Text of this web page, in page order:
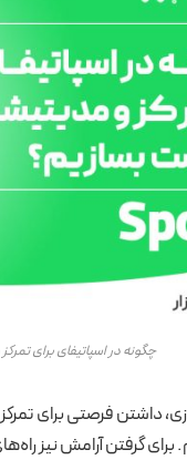
چگونه در اسپاتیفای برای
داشتن فرصتی برای
گرفتن آرامش نیز